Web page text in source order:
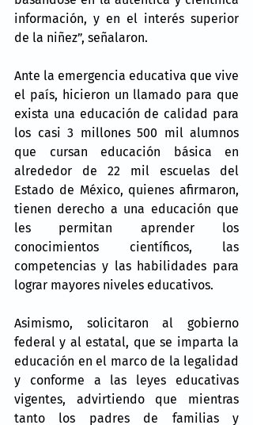
información, y en el interés superior
de la niñez”, señalaron.
Ante la emergencia educativa que vive
el país, hicieron un llamado para que
exista una educación de calidad para
los casi 3 millones 500 mil alumnos
que cursan educación básica en
alrededor de 22 mil escuelas del
Estado de México, quienes afirmaron,
tienen derecho a una educación que
les permitan aprender los
conocimientos científicos, las
competencias y las habilidades para
lograr mayores niveles educativos.
Asimismo, solicitaron al gobierno
federal y al estatal, que se imparta la
educación en el marco de la legalidad
y conforme a las leyes educativas
vigentes, advirtiendo que mientras
tanto los padres de familias y